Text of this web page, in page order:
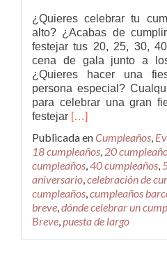
¿Quieres celebrar tu
alto? ¿Acabas de
festejar tus 20, 25, 30,
cena de gala junto a
¿Quieres hacer una
persona especial?
para celebrar una gran
festejar Leer
de
cumpleaños
[…]
Publicada enCumpleaños,
18 cumpleaños, 20
cumpleaños,40 cumpleaños,
aniversario,celebración de
cumpleaños,cumpleaños
breve,dónde celebrar un
Breve,puesta de largo